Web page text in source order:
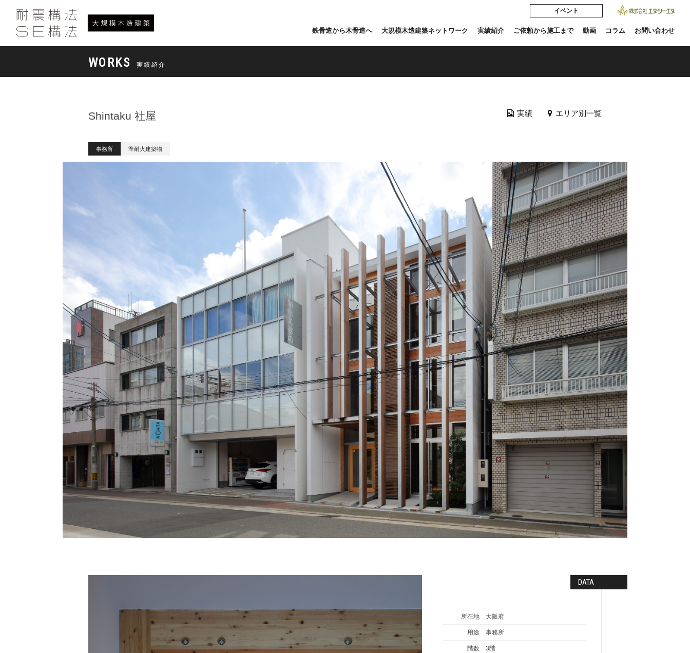
イベント
鉄骨造から木骨造へ 大規模木造建築ネットワーク 実績紹介 ご依頼から施工まで 動画 コラム お問い合わせ
WORKS 実績紹介
Shintaku 社屋 実績 エリア別一覧
事務所 準耐火建築物
DATA
所在地 大阪府
用途 事務所
階数 3階